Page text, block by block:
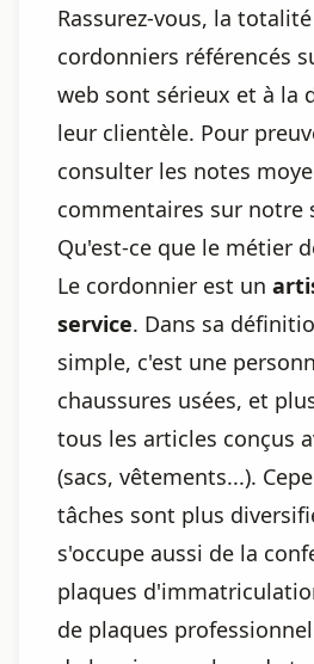
Rassurez-vous, la
cordonniers référencés
web sont sérieux et à la
leur clientèle. Pour
consulter les notes
commentaires sur notre
Qu'est-ce que le métier
Le cordonnier est un
service. Dans sa
simple, c'est une
chaussures usées, et
tous les articles conçus
(sacs, vêtements...).
tâches sont plus
s'occupe aussi de la
plaques
de plaques